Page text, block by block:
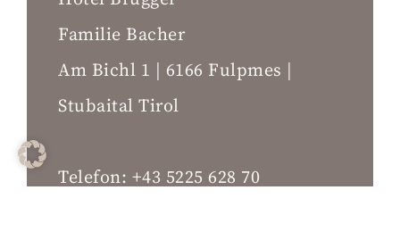
Familie Bacher
Am Bichl 1 | 6166 Fulpmes |
Stubaital Tirol
Telefon: +43 5225 628 70